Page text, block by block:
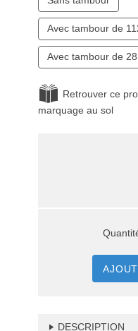
Avec tambour de
Avec tambour de
Retrouver ce
marquage au sol
DESCRIPTION